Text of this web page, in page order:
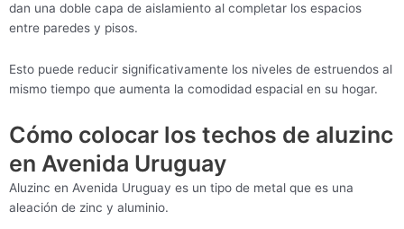
dan una doble capa de aislamiento al completar los espacios
entre paredes y pisos.
Esto puede reducir significativamente los niveles de estruendos al
mismo tiempo que aumenta la comodidad espacial en su hogar.
Cómo colocar los techos de aluzinc
en Avenida Uruguay
Aluzinc en Avenida Uruguay es un tipo de metal que es una
aleación de zinc y aluminio.